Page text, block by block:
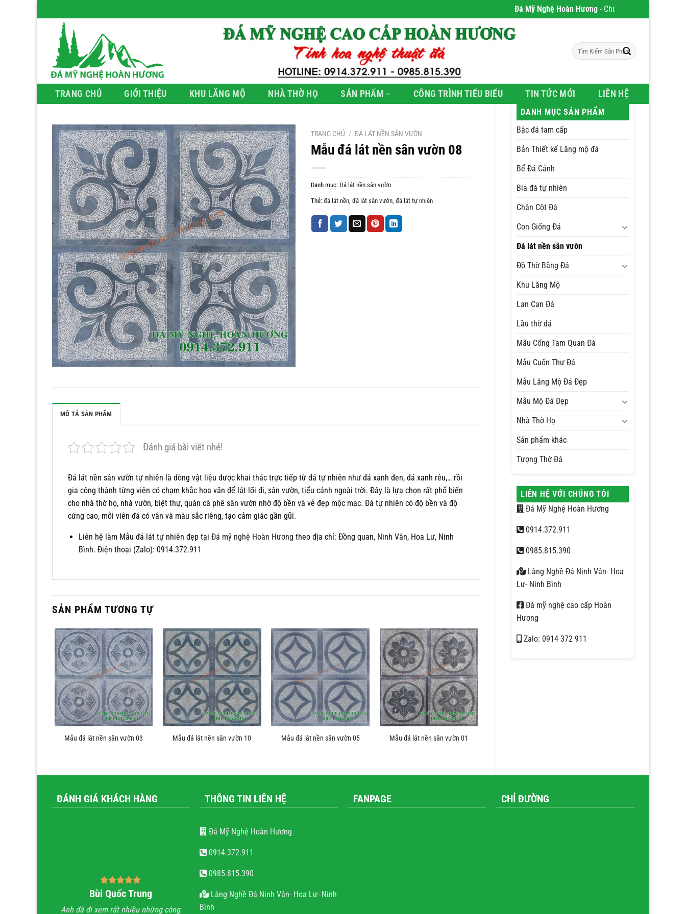
qua
Đá Mỹ Nghệ Hoàn Hương- Chúng tôi chuyên phân phối
Tìm
kiếm:
TRANG CHỦ GIỚI THIỆU KHU LĂNG MỘ NHÀ THỜ HỌ SẢN PHẨM CÔNG TRÌNH TIỂU BIỂU TIN TỨC MỚI LIÊN HỆ
DANH MỤC SẢN PHẨM
Bậc đá tam cấp
Bản Thiết kế Lăng mộ đá
Bể Đá Cảnh
Bia đá tự nhiên
Chân Cột Đá
Con Giống Đá
Đá lát nền sân vườn
Đồ Thờ Bằng Đá
Khu Lăng Mộ
Lan Can Đá
Lầu thờ đá
Mẫu Cổng Tam Quan Đá
Mẫu Cuốn Thư Đá
Mẫu Lăng Mộ Đá Đẹp
Mẫu Mộ Đá Đẹp
Nhà Thờ Họ
Sản phẩm khác
Tượng Thờ Đá
LIÊN HỆ VỚI CHÚNG TÔI
Đá Mỹ Nghệ Hoàn Hương
0914.372.911
0985.815.390
Làng Nghề Đá Ninh Vân- Hoa
Lư- Ninh Bình
Đá mỹ nghệ cao cấp Hoàn
Hương
Zalo: 0914 372 911
TRANG CHỦ / ĐÁ LÁT NỀN SÂN VƯỜN
Mẫu đá lát nền sân vườn 08
Danh mục: Đá lát nền sân vườn
Thẻ: đá lát nền, đá lát sân vườn, đá lát tự nhiên
MÔ TẢ SẢN PHẨM
Đánh giá bài viết nhé!
Đá lát nền sân vườn tự nhiên là dòng vật liệu được khai thác trực tiếp từ đá tự nhiên như đá xanh đen, đá xanh rêu,… rồi
gia công thành từng viên có chạm khắc hoa văn để lát lối đi, sân vườn, tiểu cảnh ngoài trời. Đây là lựa chọn rất phổ biến
cho nhà thờ họ, nhà vườn, biệt thự, quán cà phê sân vườn nhờ độ bền và vẻ đẹp mộc mạc. Đá tự nhiên có độ bền và độ
cứng cao, mỗi viên đá có vân và màu sắc riêng, tạo cảm giác gần gũi.
Liên hệ làm Mẫu đá lát tự nhiên đẹp tại Đá mỹ nghệ Hoàn Hương theo địa chỉ: Đồng quan, Ninh Vân, Hoa Lư, Ninh
Bình. Điện thoại (Zalo): 0914.372.911
SẢN PHẨM TƯƠNG TỰ
Mẫu đá lát nền sân vườn 03 Mẫu đá lát nền sân vườn 10 Mẫu đá lát nền sân vườn 05 Mẫu đá lát nền sân vườn 01
ĐÁNH GIÁ KHÁCH HÀNG
Bùi Quốc Trung
Anh đã đi xem rất nhiều những công
nguyễn văn trọng
Với cái tâm và sự tài hoa của người
THÔNG TIN LIÊN HỆ
Đá Mỹ Nghệ Hoàn Hương
0914.372.911
0985.815.390
Làng Nghề Đá Ninh Vân- Hoa Lư- Ninh
Bình
FANPAGE CHỈ ĐƯỜNG